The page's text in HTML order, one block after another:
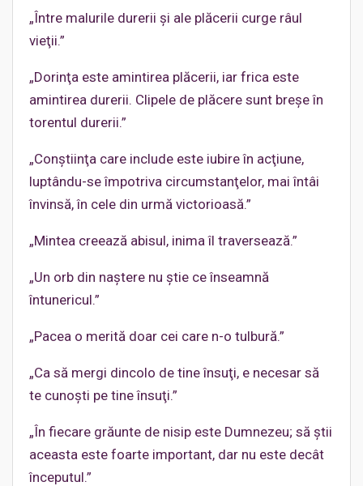
„Între malurile durerii şi ale plăcerii curge râul
vieţii.”
„Dorinţa este amintirea plăcerii, iar frica este
amintirea durerii. Clipele de plăcere sunt breşe în
torentul durerii.”
„Conştiinţa care include este iubire în acţiune,
luptându-se împotriva circumstanţelor, mai întâi
învinsă, în cele din urmă victorioasă.”
„Mintea creează abisul, inima îl traversează.”
„Un orb din naştere nu ştie ce înseamnă
întunericul.”
„Pacea o merită doar cei care n-o tulbură.”
„Ca să mergi dincolo de tine însuţi, e necesar să
te cunoşti pe tine însuţi.”
„În fiecare grăunte de nisip este Dumnezeu; să ştii
aceasta este foarte important, dar nu este decât
începutul.”